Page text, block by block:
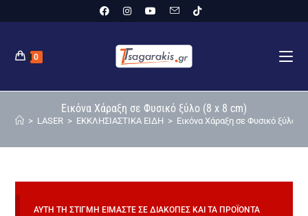
0
Εικόνα Χάραξη σε Φυσικό ξύλο (8 x 8 cm)
> LASER > ΕΚΚΛΗΣΙΑΣΤΙΚΑ ΕΙΔΗ > Εικόνα Χάραξη σε Φυσικό ξύλο
ΑΥΤΉ ΤΗ ΣΤΙΓΜΉ ΕΊΜΑΣΤΕ ΣΕ ΔΙΑΚΟΠΈΣ ΚΑΙ ΤΑ ΠΡΟΪΌΝΤΑ